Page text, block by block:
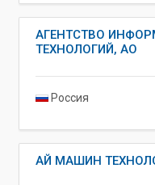
АГЕНТСТВО
ТЕХНОЛОГИЙ, АО
Россия
АЙ МАШИН